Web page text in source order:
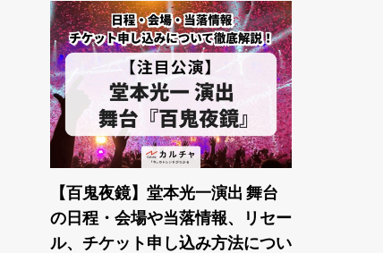
【百鬼夜鏡】堂本光一演出 舞台
の日程・会場や当落情報、リセー
ル、チケット申し込み方法につい